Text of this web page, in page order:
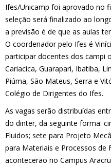
Ifes/Unicamp foi aprovado no
seleção será finalizado ao
a previsão é de que as aulas
O coordenador pelo Ifes é
participar docentes dos campi
Cariacica, Guarapari, Ibatiba,
Piúma, São Mateus, Serra e
Colégio de Dirigentes do Ifes.
As vagas serão distribuídas
do dinter, da seguinte forma:
Fluidos; sete para Projeto
para Materiais e Processos de
acontecerão no Campus